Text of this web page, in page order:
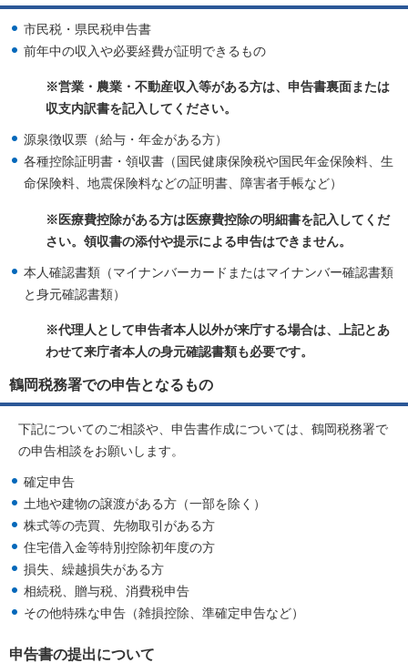
市民税・県民税申告書
前年中の収入や必要経費が証明できるもの
※営業・農業・不動産収入等がある方は、申告書裏面または
収支内訳書を記入してください。
源泉徴収票（給与・年金がある方）
各種控除証明書・領収書（国民健康保険税や国民年金保険料、生
命保険料、地震保険料などの証明書、障害者手帳など）
※医療費控除がある方は医療費控除の明細書を記入してくだ
さい。 領収書の添付や提示による申告はできません。
本人確認書類（マイナンバーカードまたはマイナンバー確認書類
と身元確認書類）
※代理人として申告者本人以外が来庁する場合は、上記とあ
わせて来庁者本人の身元確認書類も必要です。
鶴岡税務署での申告となるもの
下記についてのご相談や、申告書作成については、鶴岡税務署で
の申告相談をお願いします。
確定申告
土地や建物の譲渡がある方（一部を除く）
株式等の売買、先物取引がある方
住宅借入金等特別控除初年度の方
損失、繰越損失がある方
相続税、贈与税、消費税申告
その他特殊な申告（雑損控除、準確定申告など）
申告書の提出について